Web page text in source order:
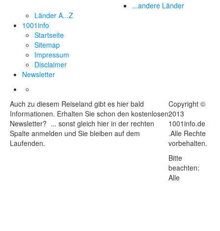
...andere Länder
Länder A...Z
1001info
Startseite
Sitemap
Impressum
Disclaimer
Newsletter
Auch zu diesem Reiseland gibt es hier bald
Informationen. Erhalten Sie schon den kostenlosen
Newsletter? ... sonst gleich hier in der rechten
Spalte anmelden und Sie bleiben auf dem
Laufenden.
Copyright ©
2013
1001info.de
.Alle Rechte
vorbehalten.
Bitte
beachten:
Alle